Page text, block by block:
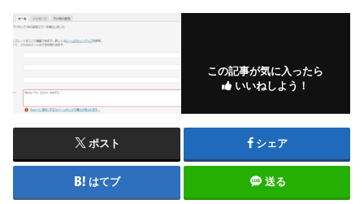
この記事が気に入ったら
いいねしよう！
ポスト シェア
はてブ 送る